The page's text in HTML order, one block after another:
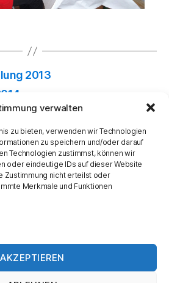
verwalten
zu bieten, verwenden wir Technologien
zu speichern und/oder darauf
Technologien zustimmst, können wir
oder eindeutige IDs auf dieser Website
Zustimmung nicht erteilst oder
Merkmale und Funktionen
AKZEPTIEREN
2013
Trachtenverein
Nach oben↑